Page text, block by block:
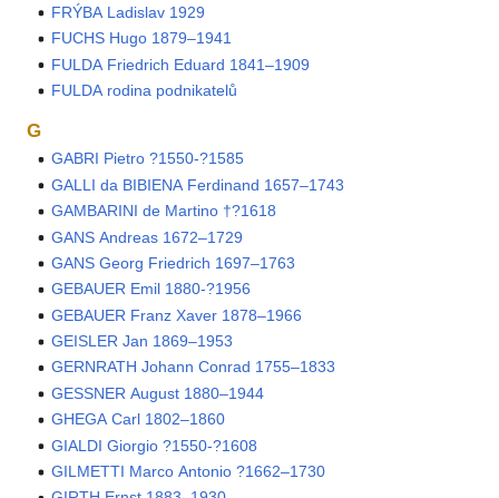
FRÝBA Ladislav 1929
FUCHS Hugo 1879–1941
FULDA Friedrich Eduard 1841–1909
FULDA rodina podnikatelů
G
GABRI Pietro ?1550-?1585
GALLI da BIBIENA Ferdinand 1657–1743
GAMBARINI de Martino †?1618
GANS Andreas 1672–1729
GANS Georg Friedrich 1697–1763
GEBAUER Emil 1880-?1956
GEBAUER Franz Xaver 1878–1966
GEISLER Jan 1869–1953
GERNRATH Johann Conrad 1755–1833
GESSNER August 1880–1944
GHEGA Carl 1802–1860
GIALDI Giorgio ?1550-?1608
GILMETTI Marco Antonio ?1662–1730